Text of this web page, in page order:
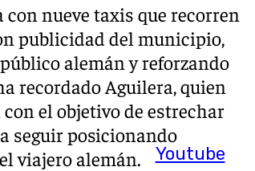
Youtube
con nueve taxis que recorren
publicidad del municipio,
alemán y reforzando
recordado Aguilera, quien
el objetivo de estrechar
seguir posicionando
viajero alemán.